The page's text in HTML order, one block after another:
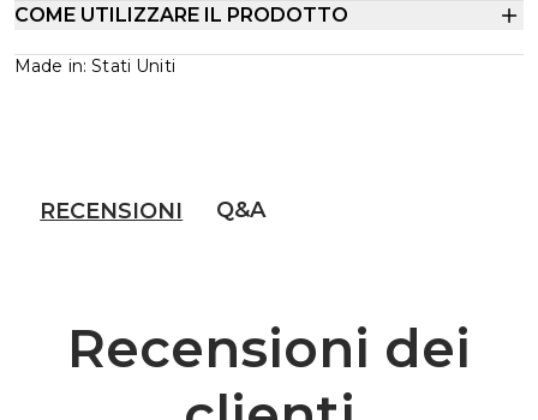
COME UTILIZZARE IL PRODOTTO
Made in: Stati Uniti
RECENSIONI Q&A
Recensioni dei